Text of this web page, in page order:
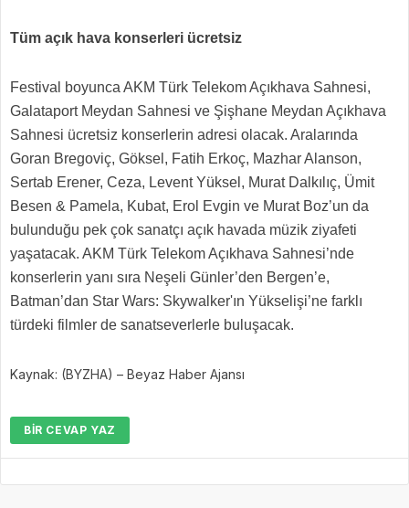
Tüm açık hava konserleri ücretsiz
Festival boyunca AKM Türk Telekom Açıkhava Sahnesi,
Galataport Meydan Sahnesi ve Şişhane Meydan Açıkhava
Sahnesi ücretsiz konserlerin adresi olacak. Aralarında
Goran Bregoviç, Göksel, Fatih Erkoç, Mazhar Alanson,
Sertab Erener, Ceza, Levent Yüksel, Murat Dalkılıç, Ümit
Besen & Pamela, Kubat, Erol Evgin ve Murat Boz’un da
bulunduğu pek çok sanatçı açık havada müzik ziyafeti
yaşatacak. AKM Türk Telekom Açıkhava Sahnesi’nde
konserlerin yanı sıra Neşeli Günler’den Bergen’e,
Batman’dan Star Wars: Skywalker'ın Yükselişi’ne farklı
türdeki filmler de sanatseverlerle buluşacak.
Kaynak: (BYZHA) – Beyaz Haber Ajansı
BIR CEVAP YAZ